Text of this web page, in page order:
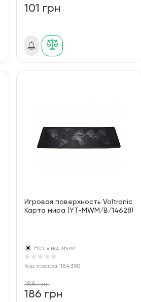
101 грн
Игровая поверхность Voltronic
Карта мира (YT-MWM/B/14628)
Нет в наличии
Код товара: 184390
188 грн
186 грн